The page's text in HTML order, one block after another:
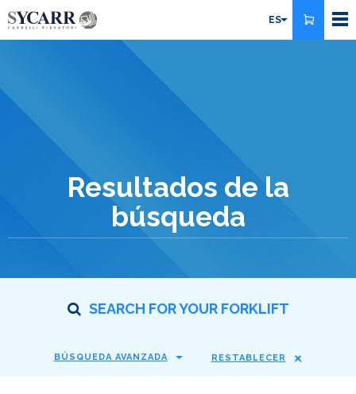
Pasar
al
Resultados de la
búsqueda
SEARCH FOR YOUR FORKLIFT
BÚSQUEDA AVANZADA RESTABLECER
ES